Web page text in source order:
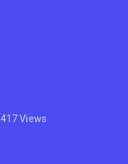
417 Views